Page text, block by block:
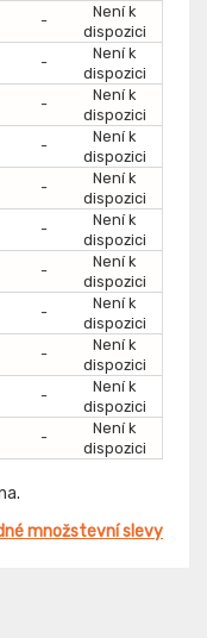
-
Není k
dispozici
-
Není k
dispozici
-
Není k
dispozici
-
Není k
dispozici
-
Není k
dispozici
-
Není k
dispozici
-
Není k
dispozici
-
Není k
dispozici
-
Není k
dispozici
-
Není k
dispozici
-
Není k
dispozici
množstevní slevy